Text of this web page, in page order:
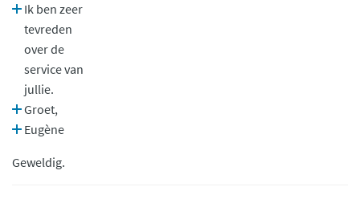
Ik ben zeer
tevreden
over de
service van
jullie.
Groet,
Eugène
Geweldig.